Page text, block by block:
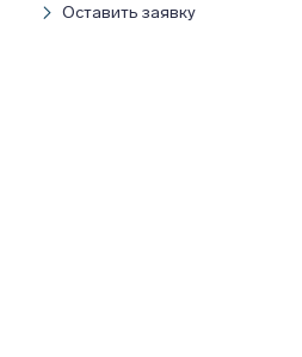
Оставить заявку